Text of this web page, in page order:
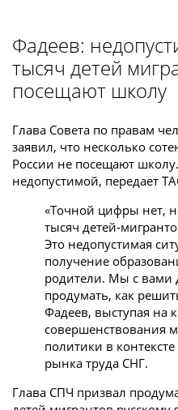
Фадеев:
тысяч детей
посещают школу
Глава Совета по правам
заявил, что несколько
России не посещают
недопустимой, передает
«Точной цифры нет,
тысяч детей-
Это недопустимая
получение
родители. Мы с вами
продумать, как
Фадеев, выступая на
совершенствования
политики в
рынка труда СНГ.
Глава СПЧ призвал